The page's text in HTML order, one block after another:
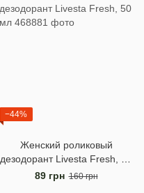
−44%
Женский роликовый
дезодорант Livesta Fresh, 50
мл
89 грн 160 грн